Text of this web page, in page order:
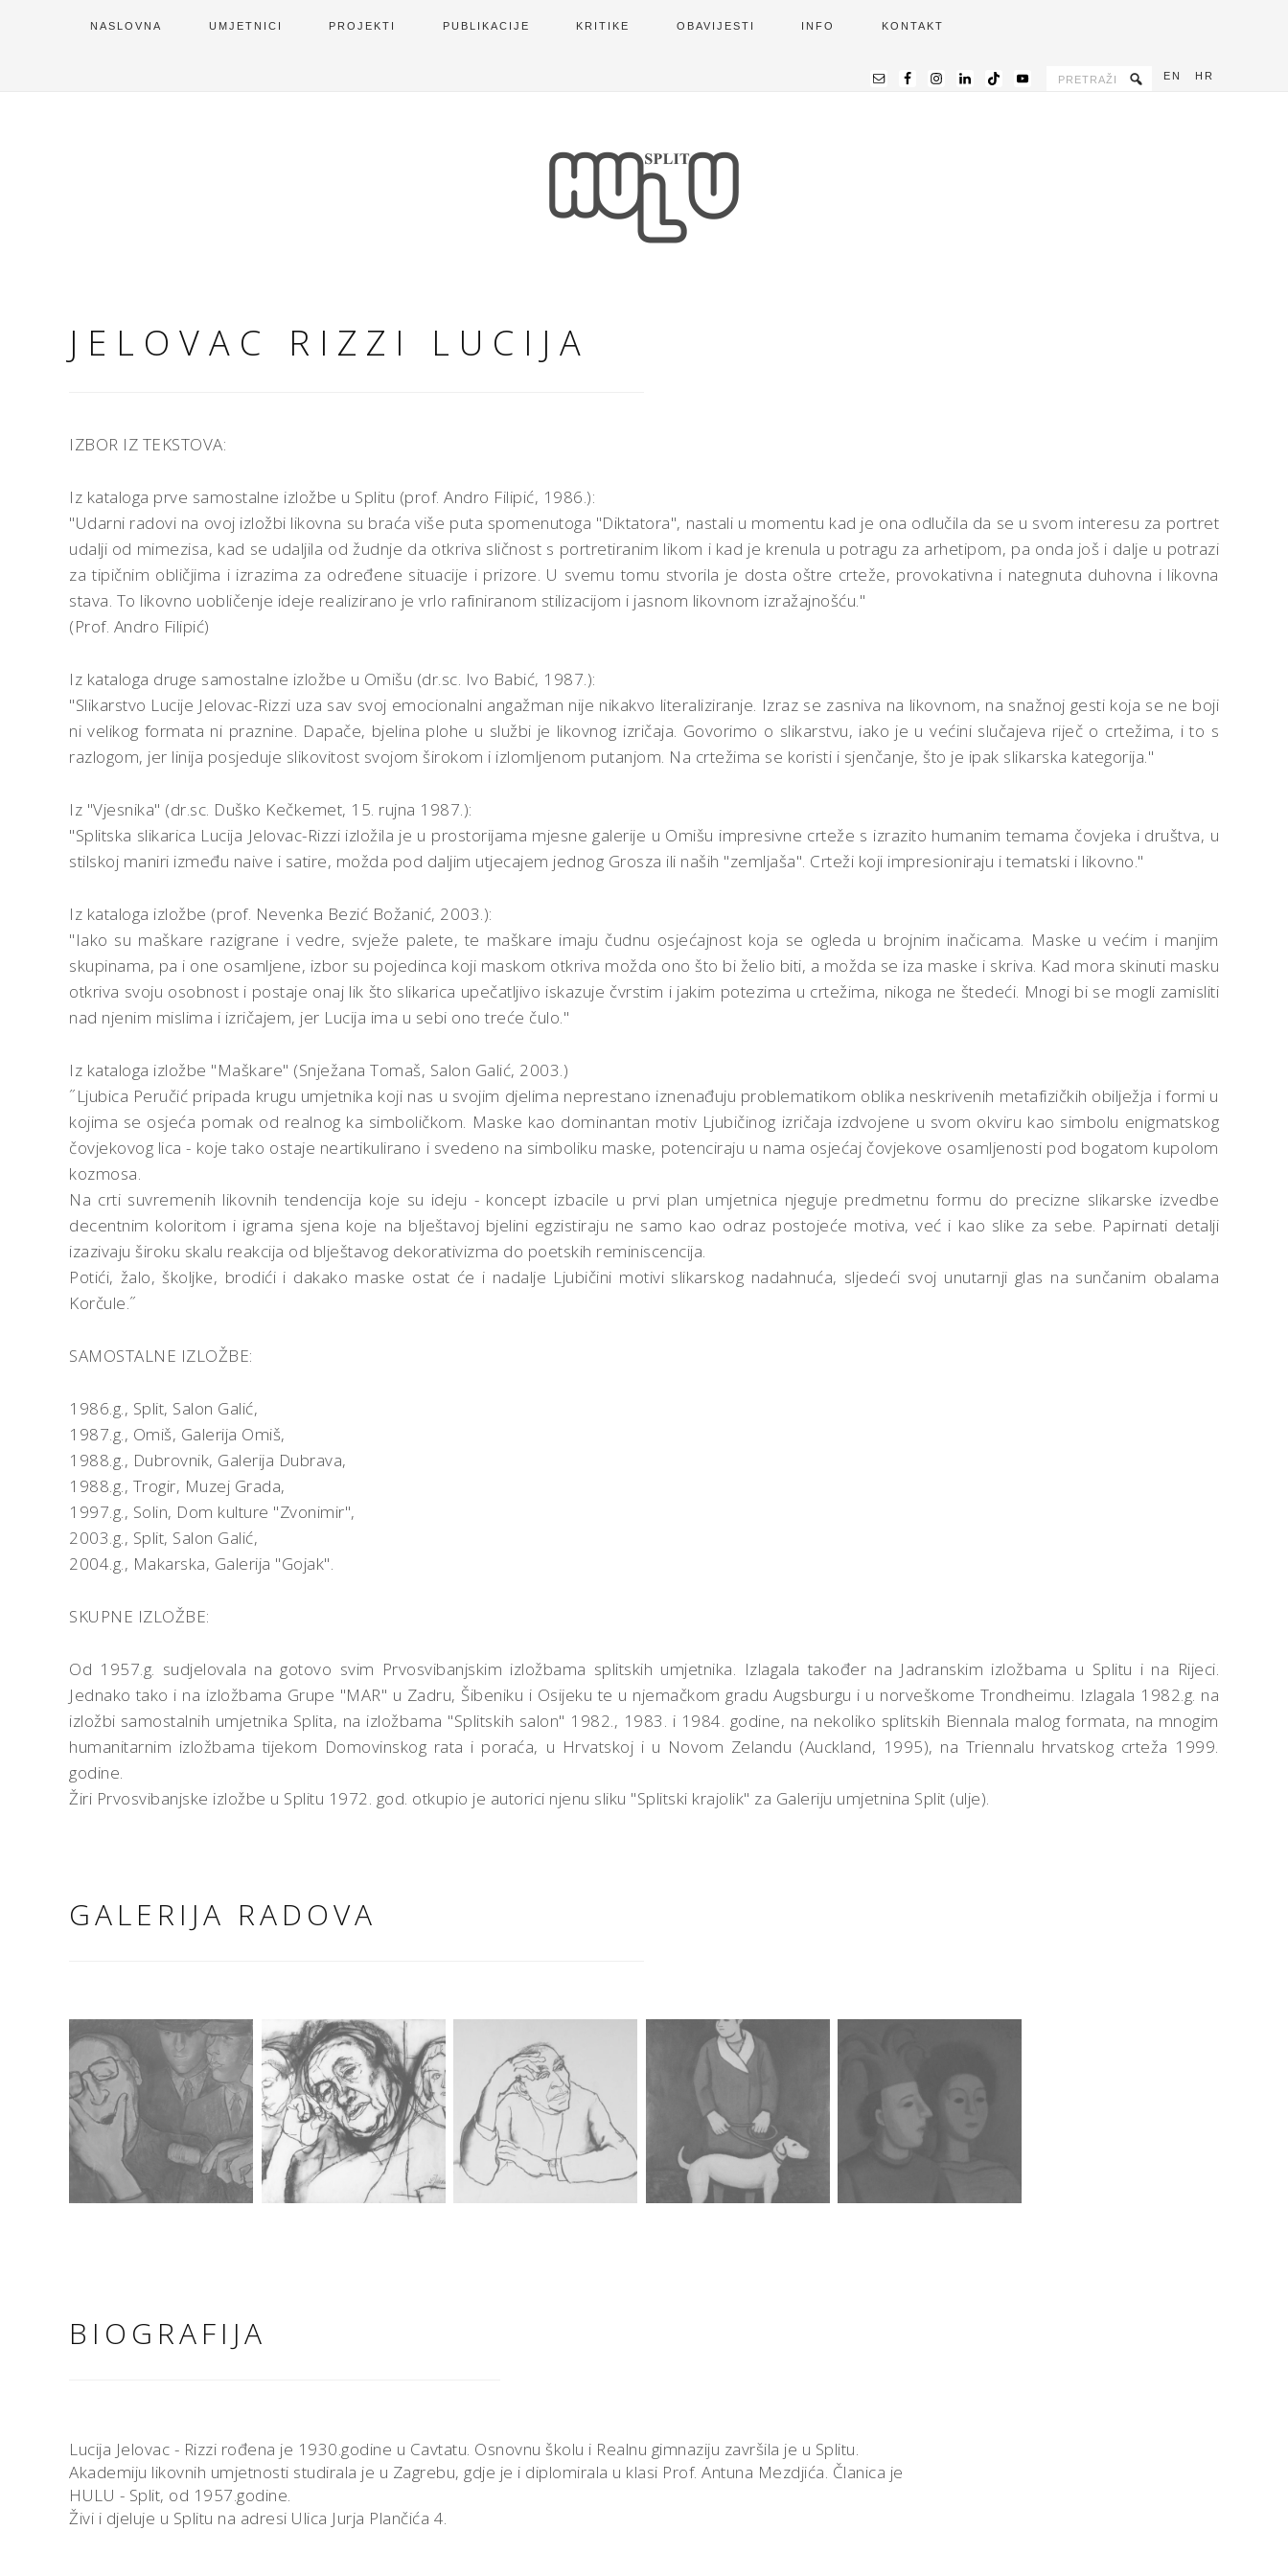
NASLOVNA UMJETNICI PROJEKTI PUBLIKACIJE KRITIKE OBAVIJESTI INFO KONTAKT
EN HR
JELOVAC RIZZI LUCIJA
IZBOR IZ TEKSTOVA:
Iz kataloga prve samostalne izložbe u Splitu (prof. Andro Filipić, 1986.):
"Udarni radovi na ovoj izložbi likovna su braća više puta spomenutoga "Diktatora", nastali u momentu kad je ona odlučila da se u svom interesu za portret
udalji od mimezisa, kad se udaljila od žudnje da otkriva sličnost s portretiranim likom i kad je krenula u potragu za arhetipom, pa onda još i dalje u potrazi
za tipičnim obličjima i izrazima za određene situacije i prizore. U svemu tomu stvorila je dosta oštre crteže, provokativna i nategnuta duhovna i likovna
stava. To likovno uobličenje ideje realizirano je vrlo rafiniranom stilizacijom i jasnom likovnom izražajnošću."
(Prof. Andro Filipić)
Iz kataloga druge samostalne izložbe u Omišu (dr.sc. Ivo Babić, 1987.):
"Slikarstvo Lucije Jelovac-Rizzi uza sav svoj emocionalni angažman nije nikakvo literaliziranje. Izraz se zasniva na likovnom, na snažnoj gesti koja se ne boji
ni velikog formata ni praznine. Dapače, bjelina plohe u službi je likovnog izričaja. Govorimo o slikarstvu, iako je u većini slučajeva riječ o crtežima, i to s
razlogom, jer linija posjeduje slikovitost svojom širokom i izlomljenom putanjom. Na crtežima se koristi i sjenčanje, što je ipak slikarska kategorija."
Iz "Vjesnika" (dr.sc. Duško Kečkemet, 15. rujna 1987.):
"Splitska slikarica Lucija Jelovac-Rizzi izložila je u prostorijama mjesne galerije u Omišu impresivne crteže s izrazito humanim temama čovjeka i društva, u
stilskoj maniri između naive i satire, možda pod daljim utjecajem jednog Grosza ili naših "zemljaša". Crteži koji impresioniraju i tematski i likovno."
Iz kataloga izložbe (prof. Nevenka Bezić Božanić, 2003.):
"Iako su maškare razigrane i vedre, svježe palete, te maškare imaju čudnu osjećajnost koja se ogleda u brojnim inačicama. Maske u većim i manjim
skupinama, pa i one osamljene, izbor su pojedinca koji maskom otkriva možda ono što bi želio biti, a možda se iza maske i skriva. Kad mora skinuti masku
otkriva svoju osobnost i postaje onaj lik što slikarica upečatljivo iskazuje čvrstim i jakim potezima u crtežima, nikoga ne štedeći. Mnogi bi se mogli zamisliti
nad njenim mislima i izričajem, jer Lucija ima u sebi ono treće čulo."
Iz kataloga izložbe "Maškare" (Snježana Tomaš, Salon Galić, 2003.)
˝Ljubica Peručić pripada krugu umjetnika koji nas u svojim djelima neprestano iznenađuju problematikom oblika neskrivenih metafizičkih obilježja i formi u
kojima se osjeća pomak od realnog ka simboličkom. Maske kao dominantan motiv Ljubičinog izričaja izdvojene u svom okviru kao simbolu enigmatskog
čovjekovog lica - koje tako ostaje neartikulirano i svedeno na simboliku maske, potenciraju u nama osjećaj čovjekove osamljenosti pod bogatom kupolom
kozmosa.
Na crti suvremenih likovnih tendencija koje su ideju - koncept izbacile u prvi plan umjetnica njeguje predmetnu formu do precizne slikarske izvedbe
decentnim koloritom i igrama sjena koje na blještavoj bjelini egzistiraju ne samo kao odraz postojeće motiva, već i kao slike za sebe. Papirnati detalji
izazivaju široku skalu reakcija od blještavog dekorativizma do poetskih reminiscencija.
Potići, žalo, školjke, brodići i dakako maske ostat će i nadalje Ljubičini motivi slikarskog nadahnuća, sljedeći svoj unutarnji glas na sunčanim obalama
Korčule.˝
SAMOSTALNE IZLOŽBE:
1986.g., Split, Salon Galić,
1987.g., Omiš, Galerija Omiš,
1988.g., Dubrovnik, Galerija Dubrava,
1988.g., Trogir, Muzej Grada,
1997.g., Solin, Dom kulture "Zvonimir",
2003.g., Split, Salon Galić,
2004.g., Makarska, Galerija "Gojak".
SKUPNE IZLOŽBE:
Od 1957.g. sudjelovala na gotovo svim Prvosvibanjskim izložbama splitskih umjetnika. Izlagala također na Jadranskim izložbama u Splitu i na Rijeci.
Jednako tako i na izložbama Grupe "MAR" u Zadru, Šibeniku i Osijeku te u njemačkom gradu Augsburgu i u norveškome Trondheimu. Izlagala 1982.g. na
izložbi samostalnih umjetnika Splita, na izložbama "Splitskih salon" 1982., 1983. i 1984. godine, na nekoliko splitskih Biennala malog formata, na mnogim
humanitarnim izložbama tijekom Domovinskog rata i poraća, u Hrvatskoj i u Novom Zelandu (Auckland, 1995), na Triennalu hrvatskog crteža 1999.
godine.
Žiri Prvosvibanjske izložbe u Splitu 1972. god. otkupio je autorici njenu sliku "Splitski krajolik" za Galeriju umjetnina Split (ulje).
GALERIJA RADOVA
BIOGRAFIJA
Lucija Jelovac - Rizzi rođena je 1930.godine u Cavtatu. Osnovnu školu i Realnu gimnaziju završila je u Splitu.
Akademiju likovnih umjetnosti studirala je u Zagrebu, gdje je i diplomirala u klasi Prof. Antuna Mezdjića. Članica je
HULU - Split, od 1957.godine.
Živi i djeluje u Splitu na adresi Ulica Jurja Plančića 4.